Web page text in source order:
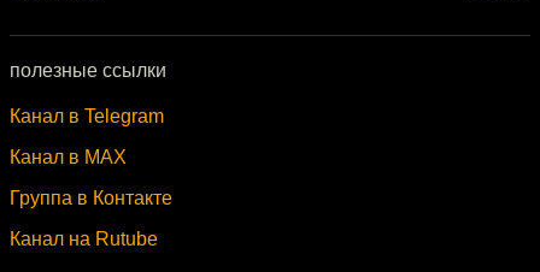
полезные ссылки
Канал в Telegram
Канал в MAX
Группа в Контакте
Канал на Rutube